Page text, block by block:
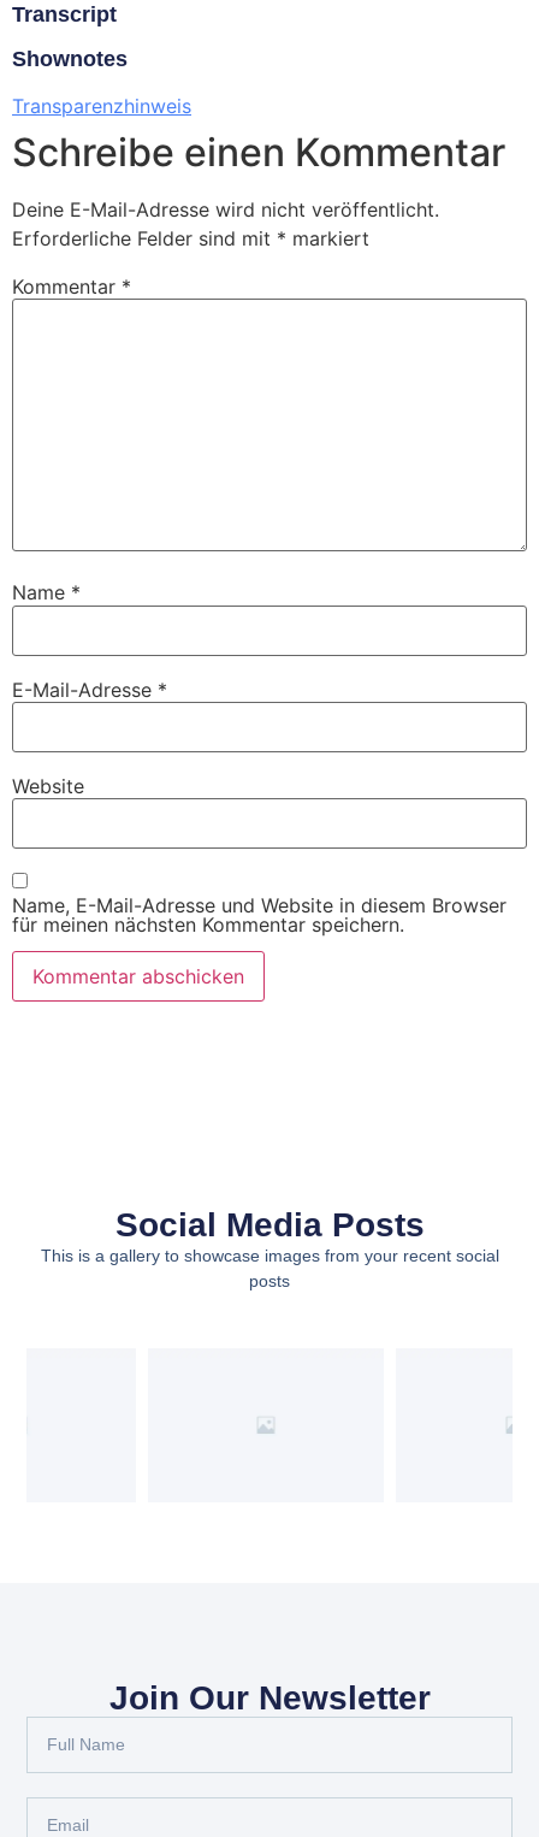
Transcript
Shownotes
Transparenzhinweis
Schreibe einen Kommentar
Deine E-Mail-Adresse wird nicht veröffentlicht.
Erforderliche Felder sind mit * markiert
Kommentar *
Name *
E-Mail-Adresse *
Website
Name, E-Mail-Adresse und Website in diesem Browser
für meinen nächsten Kommentar speichern.
Social Media Posts
This is a gallery to showcase images from your recent social
posts
Join Our Newsletter